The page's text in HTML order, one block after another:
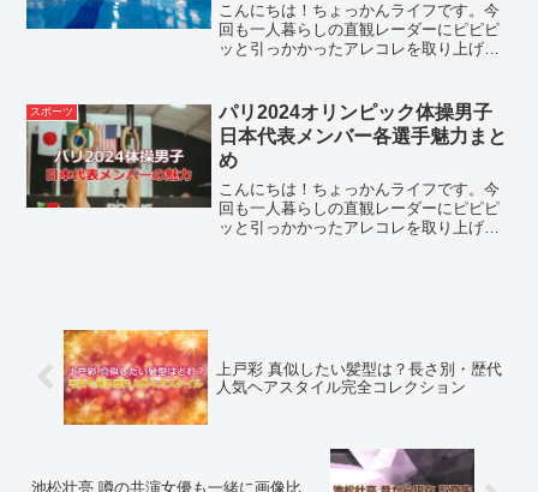
こんにちは！ちょっかんライフです。今
回も一人暮らしの直観レーダーにピピピ
ッと引っかかったアレコレを取り上げて
{(g...
スポーツ
パリ2024オリンピック体操男子
日本代表メンバー各選手魅力まと
め
こんにちは！ちょっかんライフです。今
回も一人暮らしの直観レーダーにピピピ
ッと引っかかったアレコレを取り上げて
上戸彩 真似したい髪型は？長さ別・歴代
人気ヘアスタイル完全コレクション
池松壮亮 噂の共演女優も一緒に画像比